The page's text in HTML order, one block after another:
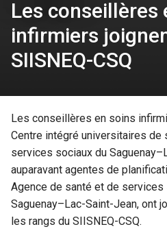
Les conseillères
infirmiers
SIISNEQ-CSQ
Les conseillères en soins
Centre intégré universitaires de
services sociaux du
auparavant agentes de
Agence de santé et de services
Saguenay–Lac-Saint-Jean, ont
les rangs du SIISNEQ-CSQ.